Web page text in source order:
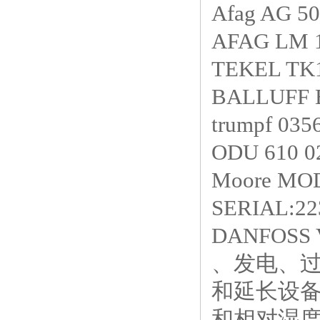
Afag AG
AFAG LM
TEKEL
BALLUFF
trumpf
ODU 610
Moore
DANFOSS
、发电、
和延长设